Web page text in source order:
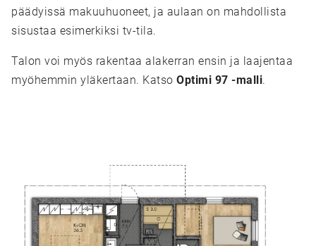
päädyissä makuuhuoneet, ja aulaan on mahdollista
sisustaa esimerkiksi tv-tila.
Talon voi myös rakentaa alakerran ensin ja laajentaa
myöhemmin yläkertaan. Katso Optimi 97 -malli.